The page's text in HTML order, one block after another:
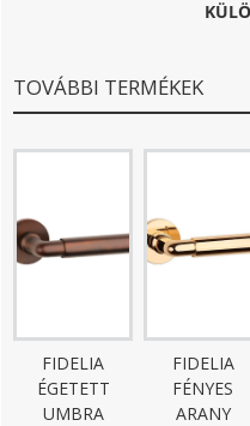
TOVÁBBI TERMÉKEK
FIDELIA
ÉGETETT
UMBRA
FIDELIA
FÉNYES
ARANY